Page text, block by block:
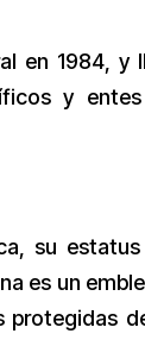
en 1984,
y entes
su
es un